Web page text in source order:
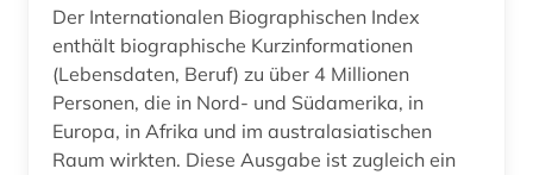
commonwealth (1)
copyright (1)
cranach, familie (1)
dante (1)
Der Internationalen Biographischen Index
enthält biographische Kurzinformationen
(Lebensdaten, Beruf) zu über 4 Millionen
Personen, die in Nord- und Südamerika, in
Europa, in Afrika und im australasiatischen
Raum wirkten. Diese Ausgabe ist zugleich ein